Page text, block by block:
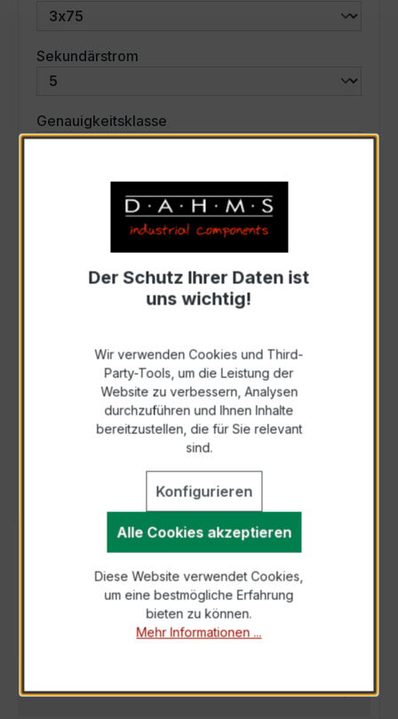
Sekundärstrom
Genauigkeitsklasse
Scheinleistung (VA)auswählen
Auswahl zurücksetzen
Anfrage schriftlich
Als PDF exportieren
Der EWSKD 31.8 3x75/5A 5VA Kl.0,5s ist ein
kompakter, hochpräziser Niederspannungs-
Fensterstromwandler der bewährten EWSKD-
TECHNISCHE DATEN
Der Schutz Ihrer Daten ist
uns wichtig!
Wir verwenden Cookies und Third-
Party-Tools, um die Leistung der
Website zu verbessern, Analysen
durchzuführen und Ihnen Inhalte
bereitzustellen, die für Sie relevant
sind.
Konfigurieren
Alle Cookies akzeptieren
Diese Website verwendet Cookies,
um eine bestmögliche Erfahrung
bieten zu können.
Mehr Informationen ...